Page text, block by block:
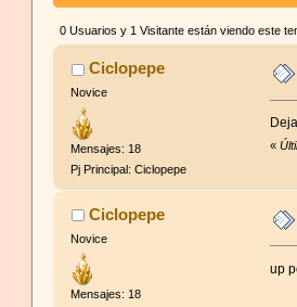
0 Usuarios y 1 Visitante están viendo este
Ciclopepe
Novice
Mensajes: 18
Pj Principal: Ciclopepe
«
Ciclopepe
Novice
Mensajes: 18
up